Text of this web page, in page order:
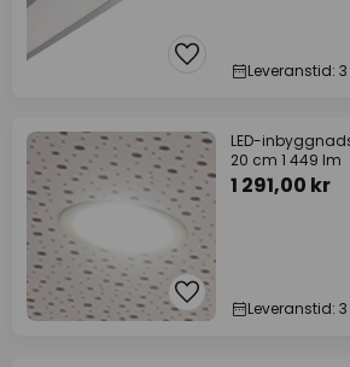
Leveranstid:
LED-
20 cm 1 449 lm
1 291,00 kr
Leveranstid: